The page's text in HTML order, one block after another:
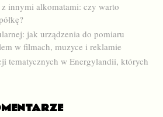
innymi alkomatami: czy warto
jak urządzenia do pomiaru
w filmach, muzyce i reklamie
tematycznych w Energylandii, których